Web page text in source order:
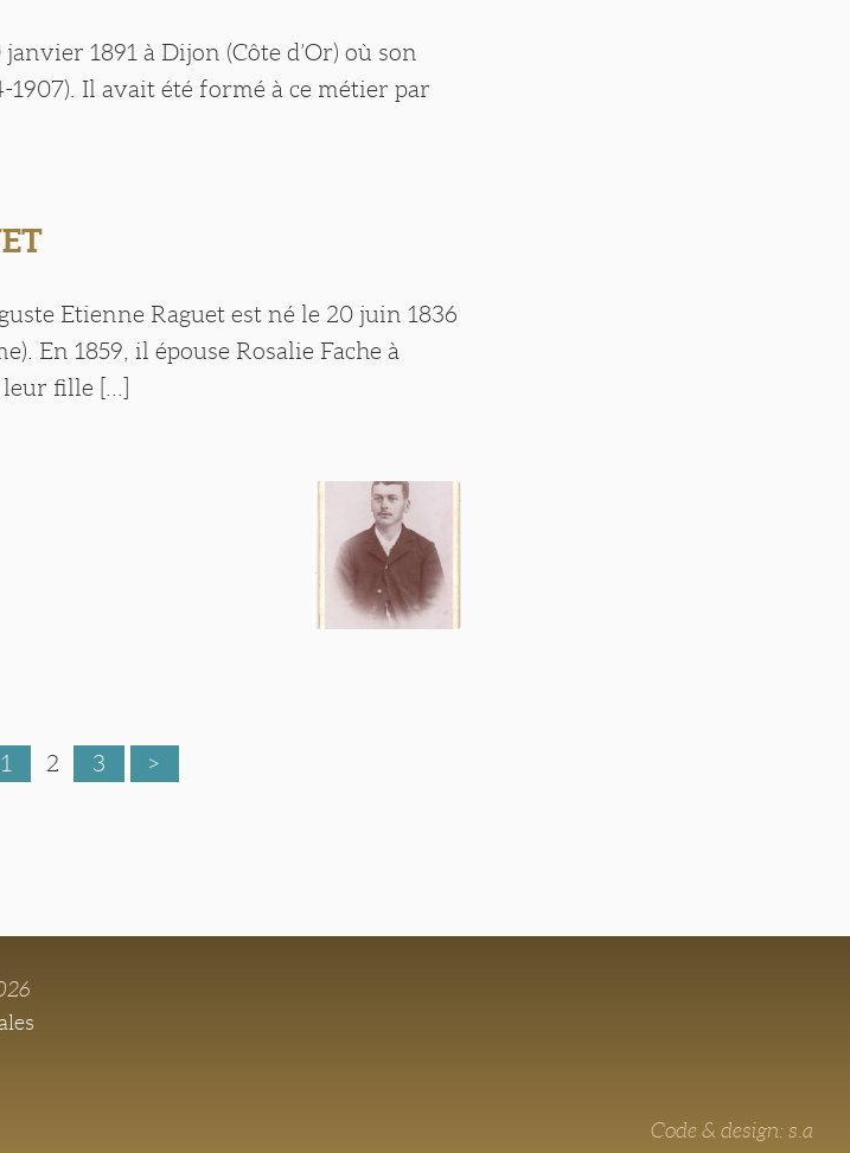
1891 à Dijon (Côte d’Or) où son
1907). Il avait été formé à ce métier par
Etienne Raguet est né le 20 juin 1836
En 1859, il épouse Rosalie Fache à
fille [...]
1 2 3 >
Code & design: s.a